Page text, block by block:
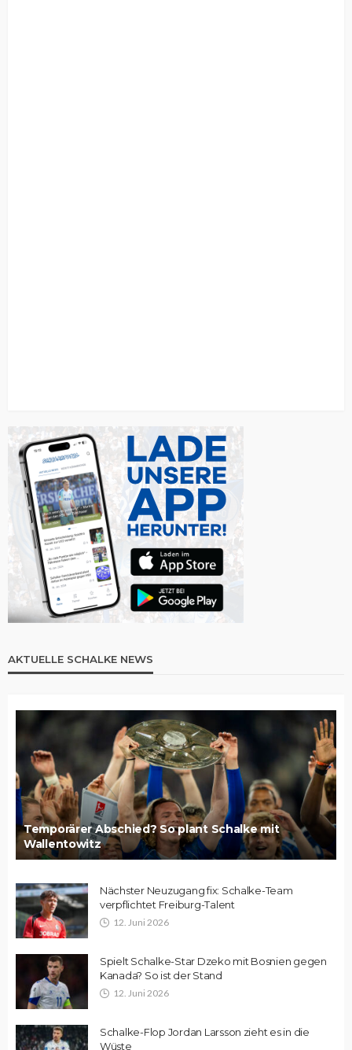
AKTUELLE SCHALKE NEWS
Temporärer Abschied? So plant Schalke mit
Wallentowitz
Nächster Neuzugang fix: Schalke-Team
verpflichtet Freiburg-Talent
12. Juni 2026
Spielt Schalke-Star Dzeko mit Bosnien gegen
Kanada? So ist der Stand
12. Juni 2026
Schalke-Flop Jordan Larsson zieht es in die
Wüste